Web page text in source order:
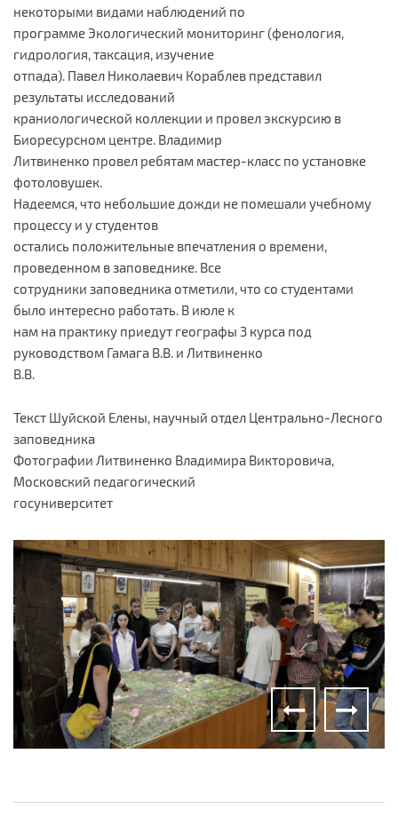
некоторыми видами наблюдений по
программе Экологический мониторинг (фенология,
гидрология, таксация, изучение
отпада). Павел Николаевич Кораблев представил
результаты исследований
краниологической коллекции и провел экскурсию в
Биоресурсном центре. Владимир
Литвиненко провел ребятам мастер-класс по установке
фотоловушек.
Надеемся, что небольшие дожди не помешали учебному
процессу и у студентов
остались положительные впечатления о времени,
проведенном в заповеднике. Все
сотрудники заповедника отметили, что со студентами
было интересно работать. В июле к
нам на практику приедут географы 3 курса под
руководством Гамага В.В. и Литвиненко
В.В.
Текст Шуйской Елены, научный отдел Центрально-Лесного
заповедника
Фотографии Литвиненко Владимира Викторовича,
Московский педагогический
госуниверситет